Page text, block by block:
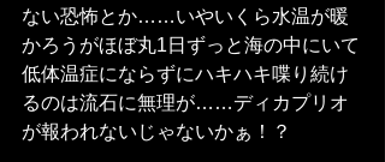
ない恐怖とか……いやいくら水温が暖
かろうがほぼ丸1日ずっと海の中にいて
低体温症にならずにハキハキ喋り続け
るのは流石に無理が……ディカプリオ
が報われないじゃないかぁ！？